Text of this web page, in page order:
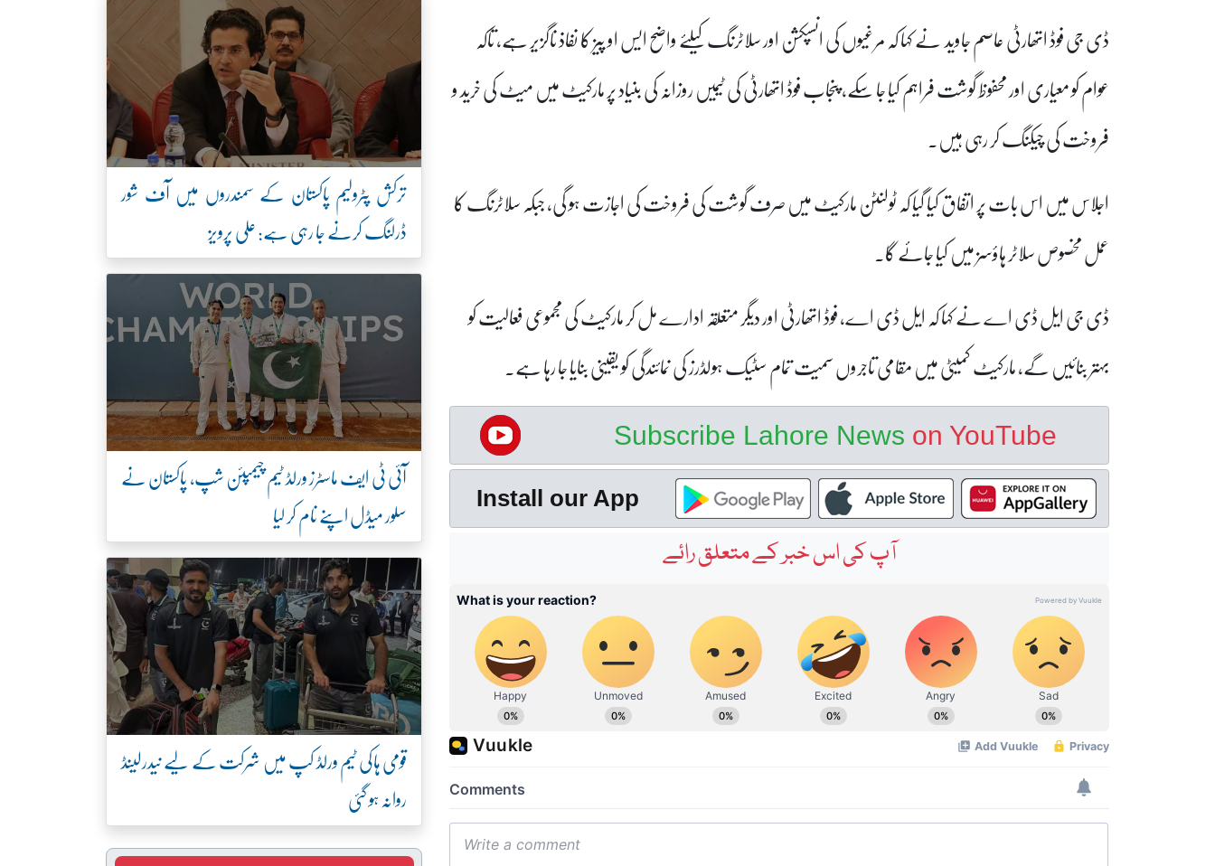
ڈی جی فوڈ اتھارٹی عاصم جاوید نے کہا کہ مرغیوں کی انسپکشن اور سلاٹرنگ کیلئے واضح ایس او پیز کا نفاذ ناگزیر ہے، تاکہ
عوام کو معیاری اور محفوظ گوشت فراہم کیا جا سکے، پنجاب فوڈ اتھارٹی کی ٹیمیں روزانہ کی بنیاد پر مارکیٹ میں میٹ کی خرید و
فروخت کی چیکنگ کر رہی ہیں۔
اجلاس میں اس بات پر اتفاق کیا گیا کہ ٹولنٹن مارکیٹ میں صرف گوشت کی فروخت کی اجازت ہو گی، جبکہ سلاٹرنگ کا
عمل مخصوص سلاٹر ہاؤسز میں کیا جائے گا۔
ڈی جی ایل ڈی اے نے کہا کہ ایل ڈی اے، فوڈ اتھارٹی اور دیگر متعلقہ ادارے مل کر مارکیٹ کی مجموعی فعالیت کو
بہتر بنائیں گے، مارکیٹ کمیٹی میں مقامی تاجروں سمیت تمام سٹیک ہولڈرز کی نمائندگی کو یقینی بنایا جا رہا ہے۔
Subscribe Lahore News on YouTube
Install our App
آپ کی اس خبر کے متعلق رائے
ترکش پٹرولیم پاکستان کے سمندروں میں آف شور
ڈرلنگ کرنے جا رہی ہے: علی پرویز
آئی ٹی ایف ماسٹرز ورلڈ ٹیم چیمپئن شپ، پاکستان نے
سلور میڈل اپنے نام کر لیا
قومی ہاکی ٹیم ورلڈ کپ میں شرکت کے لیے نیدرلینڈ
روانہ ہو گئی